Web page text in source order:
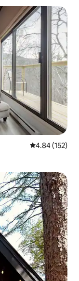
औसत रेटिंग 5 में से
4.84 (152)